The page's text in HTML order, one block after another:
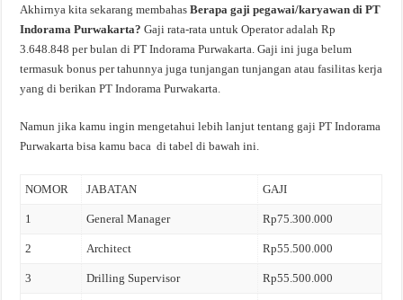
Akhirnya kita sekarang membahasBerapa gaji pegawai/karyawan di PT
Indorama Purwakarta? Gaji rata-rata untuk Operator adalah Rp
3.648.848 per bulan di PT Indorama Purwakarta. Gaji ini juga belum
termasuk bonus per tahunnya juga tunjangan tunjangan atau fasilitas kerja
yang di berikan PT Indorama Purwakarta.
Namun jika kamu ingin mengetahui lebih lanjut tentang gaji PT Indorama
Purwakarta bisa kamu baca di tabel di bawah ini.
NOMOR JABATAN GAJI
1 General Manager Rp75.300.000
2 Architect Rp55.500.000
3 Drilling Supervisor Rp55.500.000